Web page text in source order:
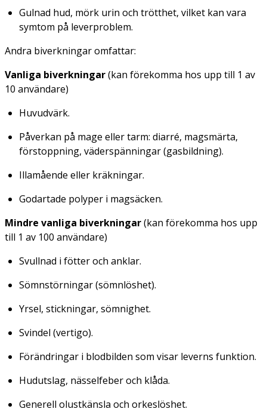
Gulnad hud, mörk urin och trötthet, vilket kan vara
symtom på leverproblem.
Andra biverkningar omfattar:
Vanliga biverkningar(kan förekomma hos upp till 1 av
10 användare)
Huvudvärk.
Påverkan på mage eller tarm: diarré, magsmärta,
förstoppning, väderspänningar (gasbildning).
Illamående eller kräkningar.
Godartade polyper i magsäcken.
Mindre vanliga biverkningar(kan förekomma hos upp
till 1 av 100 användare)
Svullnad i fötter och anklar.
Sömnstörningar (sömnlöshet).
Yrsel, stickningar, sömnighet.
Svindel (vertigo).
Förändringar i blodbilden som visar leverns funktion.
Hudutslag, nässelfeber och klåda.
Generell olustkänsla och orkeslöshet.